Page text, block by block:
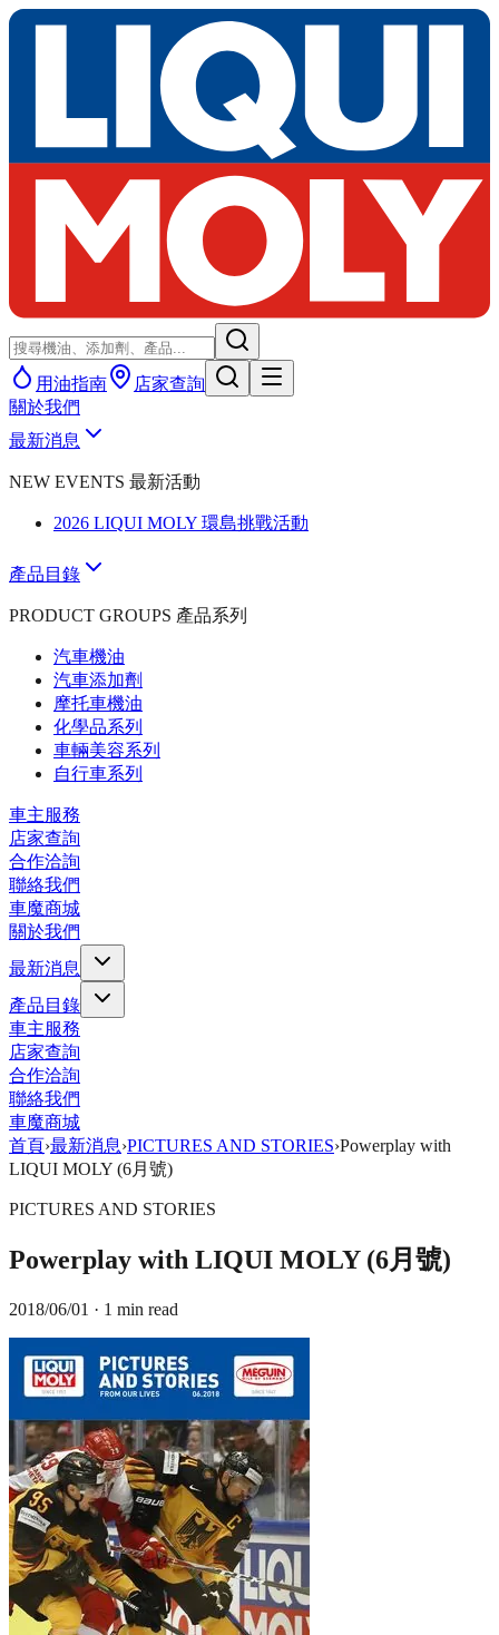
用油指南
店家查詢
關於我們
最新消息
NEW EVENTS 最新活動
2026 LIQUI MOLY 環島挑戰活動
產品目錄
PRODUCT GROUPS 產品系列
汽車機油
汽車添加劑
摩托車機油
化學品系列
車輛美容系列
自行車系列
車主服務
店家查詢
合作洽詢
聯絡我們
車魔商城
關於我們
最新消息
產品目錄
車主服務
店家查詢
合作洽詢
聯絡我們
車魔商城
首頁›最新消息›PICTURES AND STORIES›Powerplay with
LIQUI MOLY (6月號)
PICTURES AND STORIES
Powerplay with LIQUI MOLY (6月號)
2018/06/01 · 1 min read